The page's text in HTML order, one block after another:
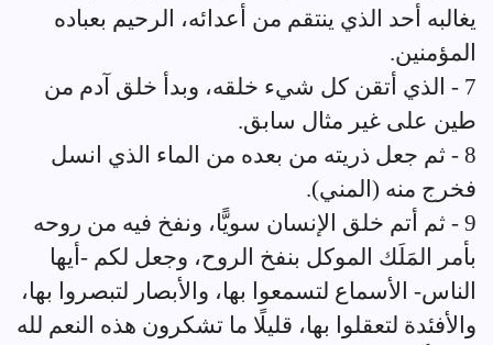
يغالبه أحد الذي ينتقم من أعدائه، الرحيم بعباده
المؤمنين.
7 - الذي أتقن كل شيء خلقه، وبدأ خلق آدم من
طين على غير مثال سابق.
8 - ثم جعل ذريته من بعده من الماء الذي انسل
فخرج منه (المني).
9 - ثم أتم خلق الإنسان سويًّا، ونفخ فيه من روحه
بأمر المَلَك الموكل بنفخ الروح، وجعل لكم -أيها
الناس- الأسماع لتسمعوا بها، والأبصار لتبصروا بها،
والأفئدة لتعقلوا بها، قليلًا ما تشكرون هذه النعم لله